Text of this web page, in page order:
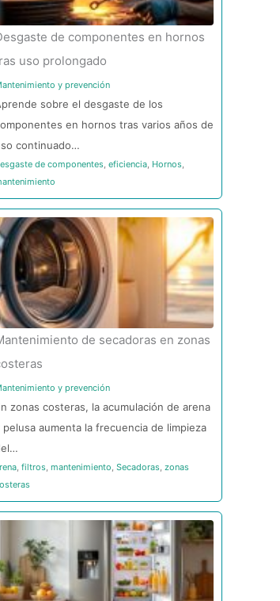
de componentes en hornos
uso prolongado
y prevención
sobre el desgaste de los
en hornos tras varios años de
continuado…
de componentes, eficiencia, Hornos,
de secadoras en zonas
y prevención
zonas costeras, la acumulación de arena
pelusa aumenta la frecuencia de limpieza
, filtros, mantenimiento, Secadoras, zonas